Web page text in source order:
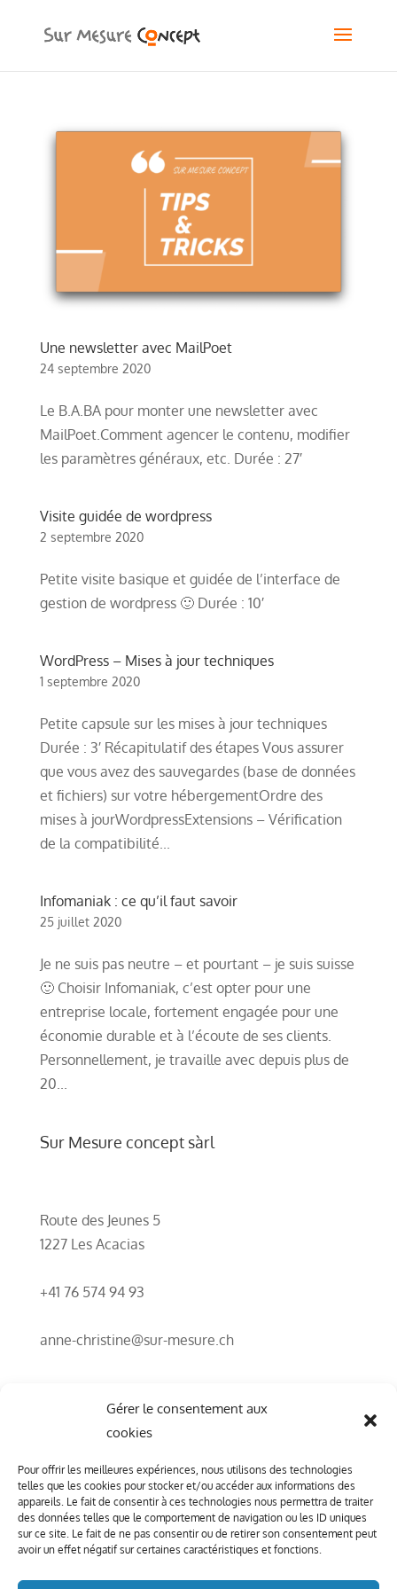
Gérer le consentement aux
cookies
Pour offrir les meilleures expériences, nous utilisons des technologies
telles que les cookies pour stocker et/ou accéder aux informations des
appareils. Le fait de consentir à ces technologies nous permettra de traiter
des données telles que le comportement de navigation ou les ID uniques
sur ce site. Le fait de ne pas consentir ou de retirer son consentement peut
avoir un effet négatif sur certaines caractéristiques et fonctions.
Une newsletter avec MailPoet
24 septembre 2020
Le B.A.BA pour monter une newsletter avec
MailPoet.Comment agencer le contenu, modifier
les paramètres généraux, etc. Durée : 27′
Visite guidée de wordpress
2 septembre 2020
Petite visite basique et guidée de l’interface de
gestion de wordpress 🙂 Durée : 10′
WordPress – Mises à jour techniques
1 septembre 2020
Petite capsule sur les mises à jour techniques
Durée : 3′ Récapitulatif des étapes Vous assurer
que vous avez des sauvegardes (base de données
et fichiers) sur votre hébergementOrdre des
mises à jourWordpressExtensions – Vérification
de la compatibilité...
Infomaniak : ce qu’il faut savoir
25 juillet 2020
Je ne suis pas neutre – et pourtant – je suis suisse
🙂 Choisir Infomaniak, c’est opter pour une
entreprise locale, fortement engagée pour une
économie durable et à l’écoute de ses clients.
Personnellement, je travaille avec depuis plus de
20...
Sur Mesure concept sàrl
Route des Jeunes 5
1227 Les Acacias
+41 76 574 94 93
anne-christine@sur-mesure.ch
L’imagina(c)tion au service de vos
projets !